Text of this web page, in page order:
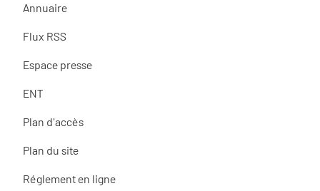
Annuaire
Flux RSS
Espace presse
ENT
Plan d'accès
Plan du site
Réglement en ligne